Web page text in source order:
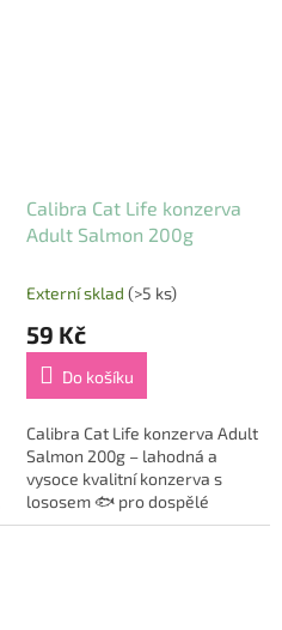
Calibra Cat Life konzerva
Adult Salmon 200g
Externí sklad (>5 ks)
59 Kč
Do košíku
Calibra Cat Life konzerva Adult
Salmon 200g – lahodná a
vysoce kvalitní konzerva s
lososem 🐟 pro dospělé
kočky. Tato hypoalergenní